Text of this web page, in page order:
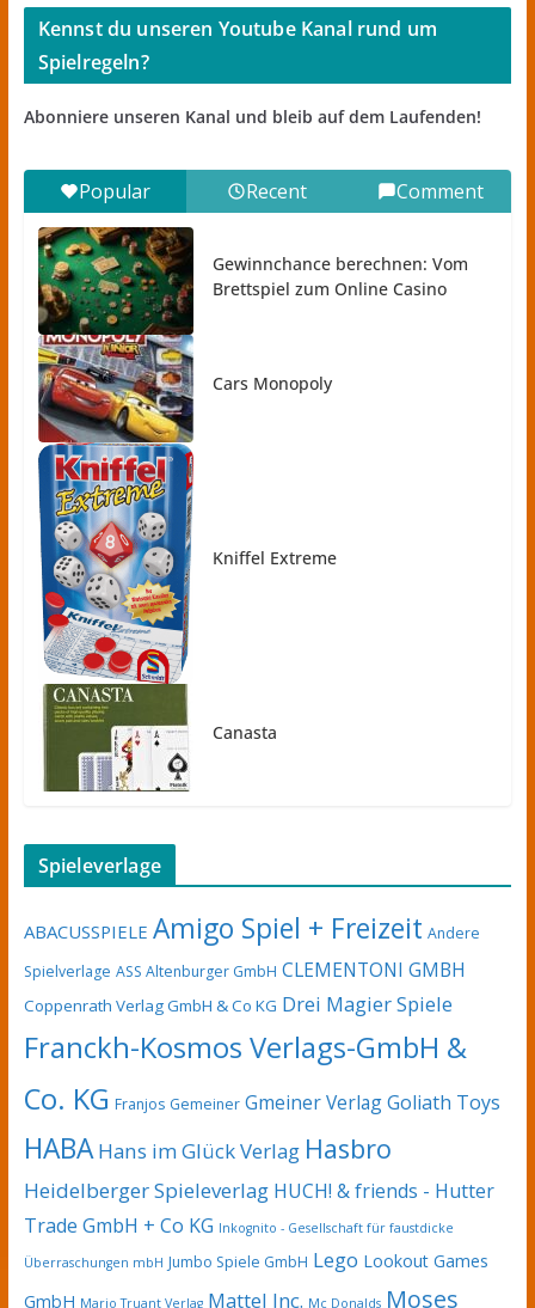
Kennst du unseren Youtube Kanal rund um
Spielregeln?
Abonniere unseren Kanal und bleib auf dem Laufenden!
Popular Recent Comment
Gewinnchance berechnen: Vom
Brettspiel zum Online Casino
Cars Monopoly
Kniffel Extreme
Canasta
Spieleverlage
ABACUSSPIELE Amigo Spiel + Freizeit Andere
Spielverlage ASS Altenburger GmbH CLEMENTONI GMBH
Coppenrath Verlag GmbH & Co KG Drei Magier Spiele
Franckh-Kosmos Verlags-GmbH &
Co. KG Franjos Gemeiner Gmeiner VerlagGoliath Toys
HABA Hans im Glück Verlag Hasbro
Heidelberger Spieleverlag HUCH! & friends - Hutter
Trade GmbH + Co KG Inkognito - Gesellschaft für faustdicke
Überraschungen mbH Jumbo Spiele GmbH Lego Lookout Games
GmbH Mario Truant Verlag Mattel Inc. Mc Donalds Moses